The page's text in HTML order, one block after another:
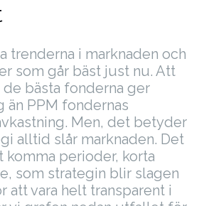
trenderna i marknaden och
som går bäst just nu. Att
bästa fonderna ger
än PPM fondernas
Men, det betyder
alltid slår marknaden. Det
perioder, korta
som strategin blir slagen
att vara helt transparent i